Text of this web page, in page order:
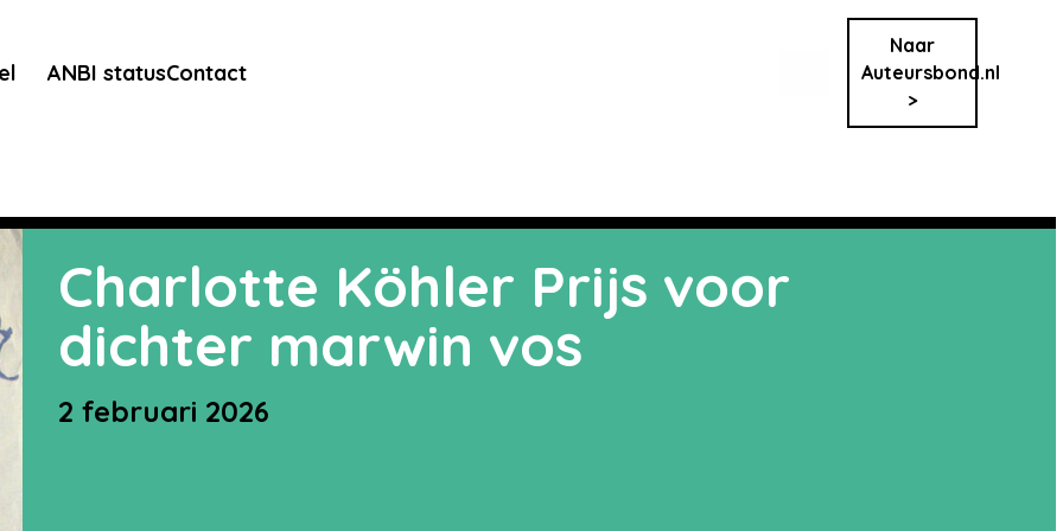
ANBI statusContact
Naar
Auteursbond.nl
>
Charlotte Köhler Prijs voor
dichter marwin vos
2 februari 2026